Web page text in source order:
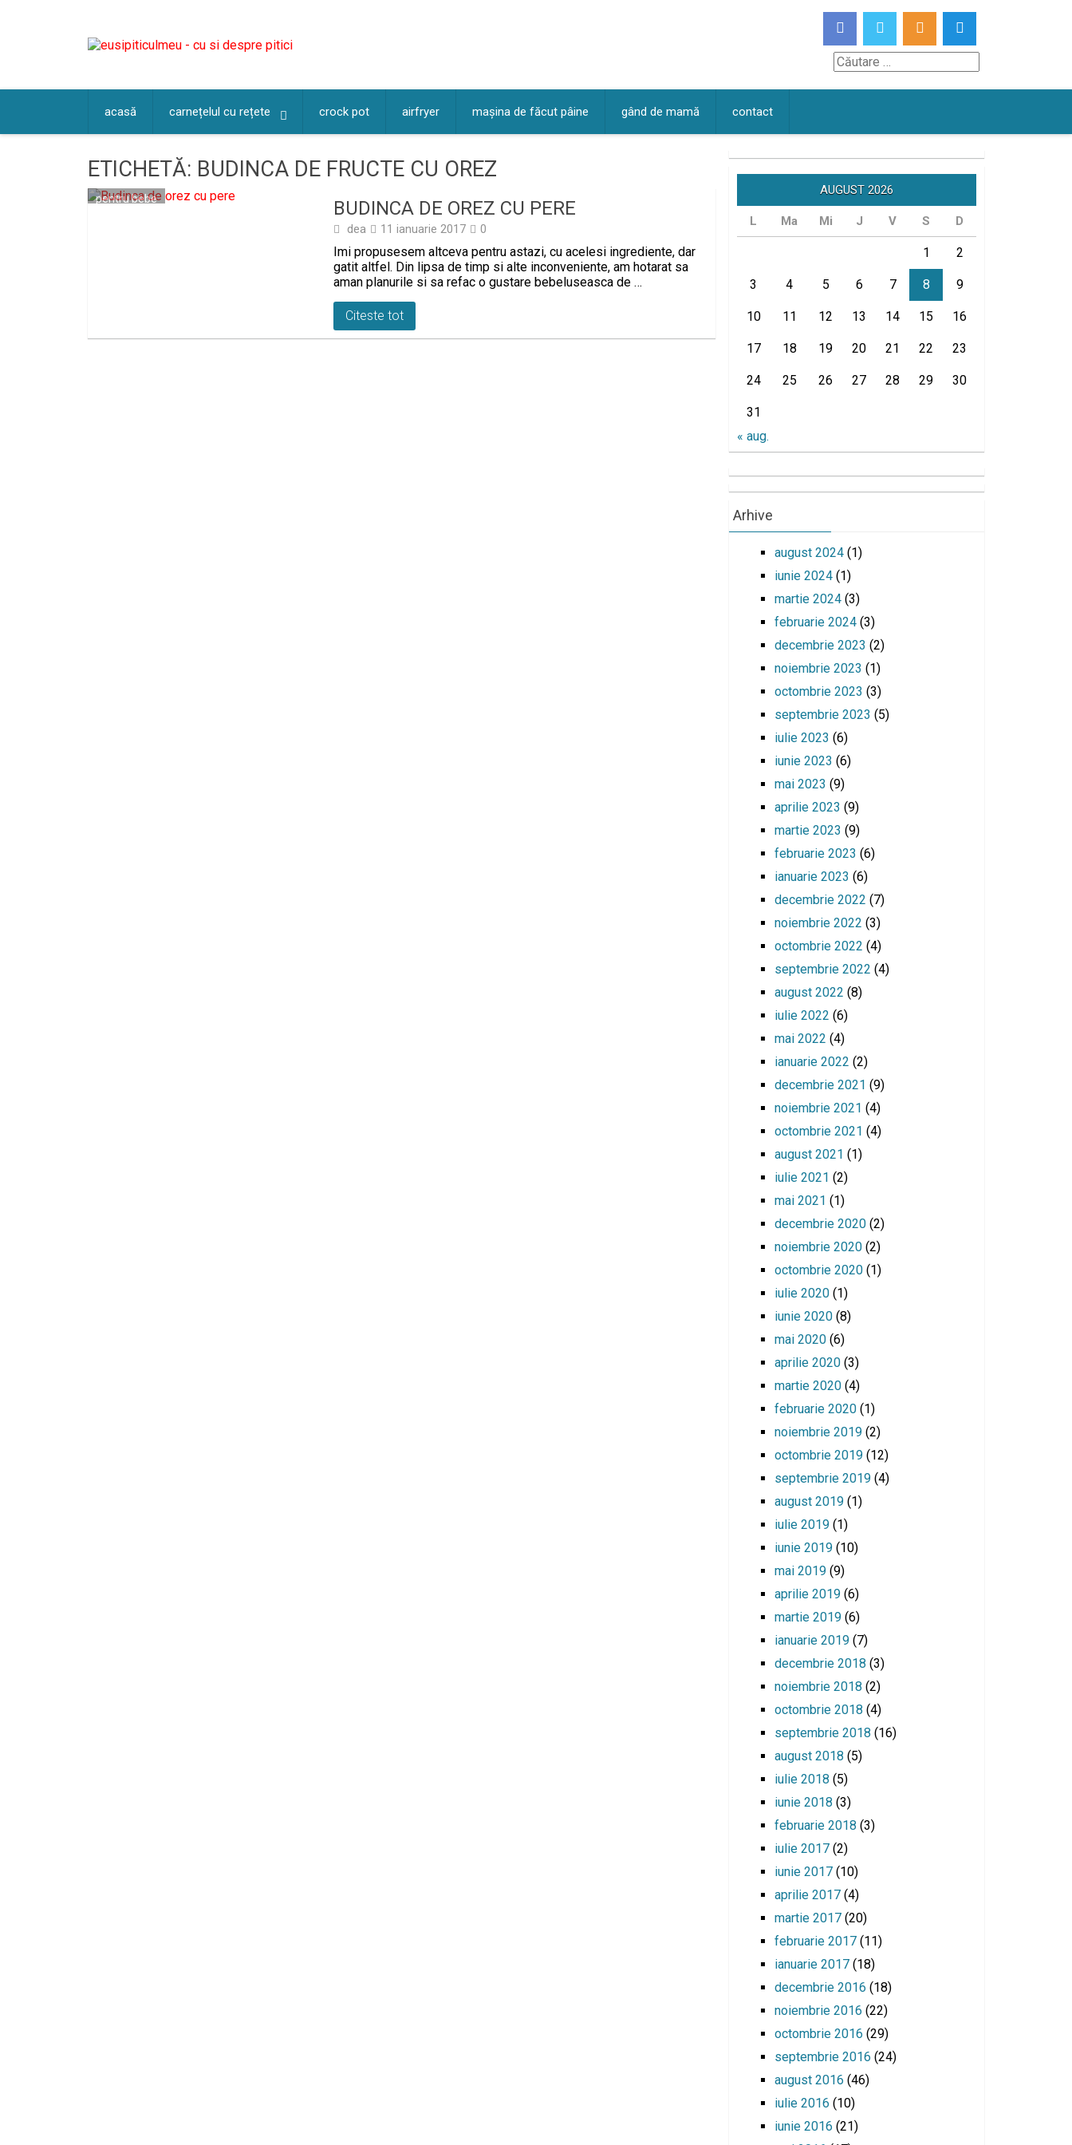
Căutare
acasă carnețelul cu rețete crock pot airfryer mașina de făcut pâine gând de mamă contact
ETICHETĂ: BUDINCA DE FRUCTE CU OREZ
pentru bebe BUDINCA DE OREZ CU PERE
dea 11 ianuarie 2017 0
Imi propusesem altceva pentru astazi, cu acelesi ingrediente, dar
gatit altfel. Din lipsa de timp si alte inconveniente, am hotarat sa
aman planurile si sa refac o gustare bebeluseasca de …
Citeste tot
AUGUST 2026
L Ma Mi J V S D
1 2
3 4 5 6 7 8 9
10 11 12 13 14 15 16
17 18 19 20 21 22 23
24 25 26 27 28 29 30
31
« aug.
Arhive
august 2024 (1)
iunie 2024 (1)
martie 2024 (3)
februarie 2024 (3)
decembrie 2023 (2)
noiembrie 2023 (1)
octombrie 2023 (3)
septembrie 2023 (5)
iulie 2023 (6)
iunie 2023 (6)
mai 2023 (9)
aprilie 2023 (9)
martie 2023 (9)
februarie 2023 (6)
ianuarie 2023 (6)
decembrie 2022 (7)
noiembrie 2022 (3)
octombrie 2022 (4)
septembrie 2022 (4)
august 2022 (8)
iulie 2022 (6)
mai 2022 (4)
ianuarie 2022 (2)
decembrie 2021 (9)
noiembrie 2021 (4)
octombrie 2021 (4)
august 2021 (1)
iulie 2021 (2)
mai 2021 (1)
decembrie 2020 (2)
noiembrie 2020 (2)
octombrie 2020 (1)
iulie 2020 (1)
iunie 2020 (8)
mai 2020 (6)
aprilie 2020 (3)
martie 2020 (4)
februarie 2020 (1)
noiembrie 2019 (2)
octombrie 2019 (12)
septembrie 2019 (4)
august 2019 (1)
iulie 2019 (1)
iunie 2019 (10)
mai 2019 (9)
aprilie 2019 (6)
martie 2019 (6)
ianuarie 2019 (7)
decembrie 2018 (3)
noiembrie 2018 (2)
octombrie 2018 (4)
septembrie 2018 (16)
august 2018 (5)
iulie 2018 (5)
iunie 2018 (3)
februarie 2018 (3)
iulie 2017 (2)
iunie 2017 (10)
aprilie 2017 (4)
martie 2017 (20)
februarie 2017 (11)
ianuarie 2017 (18)
decembrie 2016 (18)
noiembrie 2016 (22)
octombrie 2016 (29)
septembrie 2016 (24)
august 2016 (46)
iulie 2016 (10)
iunie 2016 (21)